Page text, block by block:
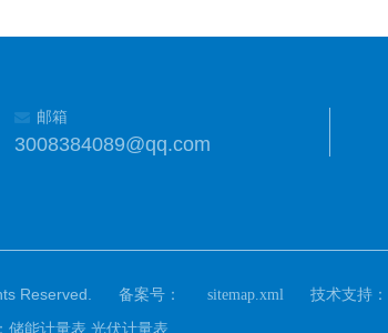
邮箱
3008384089@qq.com
Reserved. 备案号： sitemap.xml 技术支持：
储能计量表,光伏计量表